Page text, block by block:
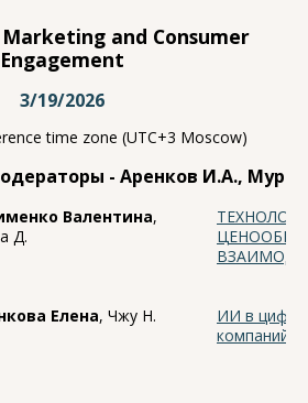
and Consumer
Engagement
3/19/2026
time zone (UTC+3 Moscow)
- Аренков И.А.,
Валентина,
Д.
Елена, Чжу Н.
ИИ в
компаний